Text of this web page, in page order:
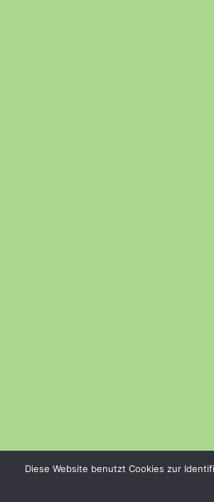
Diese Website benutzt Cookies zur